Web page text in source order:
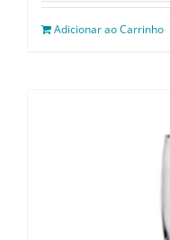
Adicionar ao Carrinho